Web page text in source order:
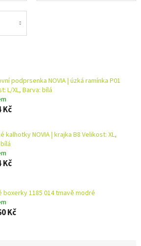
podprsenka NOVIA | úzká ramínka P01
L/XL, Barva: bílá
Kč
kalhotky NOVIA | krajka B8 Velikost: XL,
Kč
boxerky 1185 014 tmavě modré
Kč